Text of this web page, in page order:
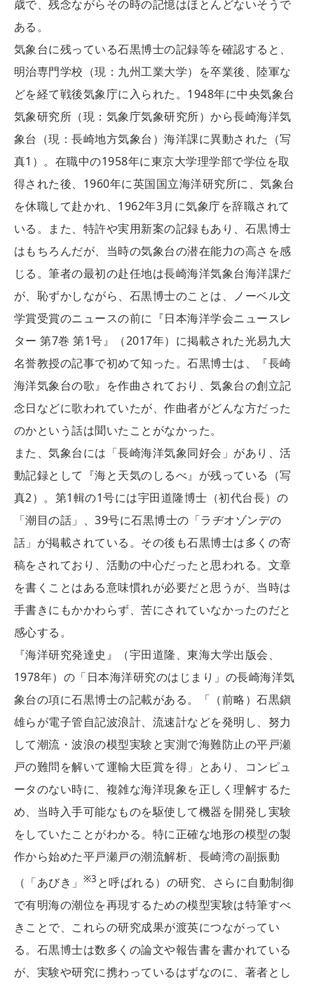
歳で、残念ながらその時の記憶はほとんどないそうで
ある。
気象台に残っている石黒博士の記録等を確認すると、
明治専門学校（現：九州工業大学）を卒業後、陸軍な
どを経て戦後気象庁に入られた。1948年に中央気象台
気象研究所（現：気象庁気象研究所）から長崎海洋気
象台（現：長崎地方気象台）海洋課に異動された（写
真1）。在職中の1958年に東京大学理学部で学位を取
得された後、1960年に英国国立海洋研究所に、気象台
を休職して赴かれ、1962年3月に気象庁を辞職されて
いる。また、特許や実用新案の記録もあり、石黒博士
はもちろんだが、当時の気象台の潜在能力の高さを感
じる。筆者の最初の赴任地は長崎海洋気象台海洋課だ
が、恥ずかしながら、石黒博士のことは、ノーベル文
学賞受賞のニュースの前に『日本海洋学会ニュースレ
ター 第7巻 第1号』（2017年）に掲載された光易九大
名誉教授の記事で初めて知った。石黒博士は、『長崎
海洋気象台の歌』を作曲されており、気象台の創立記
念日などに歌われていたが、作曲者がどんな方だった
のかという話は聞いたことがなかった。
また、気象台には「長崎海洋気象同好会」があり、活
動記録として『海と天気のしるべ』が残っている（写
真2）。第1輯の1号には宇田道隆博士（初代台長）の
「潮目の話」、39号に石黒博士の「ラヂオゾンデの
話」が掲載されている。その後も石黒博士は多くの寄
稿をされており、活動の中心だったと思われる。文章
を書くことはある意味慣れが必要だと思うが、当時は
手書きにもかかわらず、苦にされていなかったのだと
感心する。
『海洋研究発達史』（宇田道隆、東海大学出版会、
1978年）の「日本海洋研究のはじまり」の長崎海洋気
象台の項に石黒博士の記載がある。「（前略）石黒鎭
雄らが電子管自記波浪計、流速計などを発明し、努力
して潮流・波浪の模型実験と実測で海難防止の平戸瀬
戸の難問を解いて運輸大臣賞を得」とあり、コンピュ
ータのない時に、複雑な海洋現象を正しく理解するた
め、当時入手可能なものを駆使して機器を開発し実験
をしていたことがわかる。特に正確な地形の模型の製
作から始めた平戸瀬戸の潮流解析、長崎湾の副振動
（「あびき」 ※3 と呼ばれる）の研究、さらに自動制御
で有明海の潮位を再現するための模型実験は特筆すべ
きことで、これらの研究成果が渡英につながってい
る。石黒博士は数多くの論文や報告書を書かれている
が、実験や研究に携わっているはずなのに、著者とし